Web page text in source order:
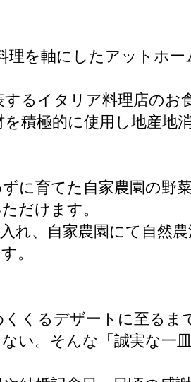
を軸にしたアットホー
るイタリア料理店のお
積極的に使用し地産地
に育てた自家農園の野
だけます。
れ、自家農園にて自然
。
くるデザートに至るま
い。そんな「誠実な一